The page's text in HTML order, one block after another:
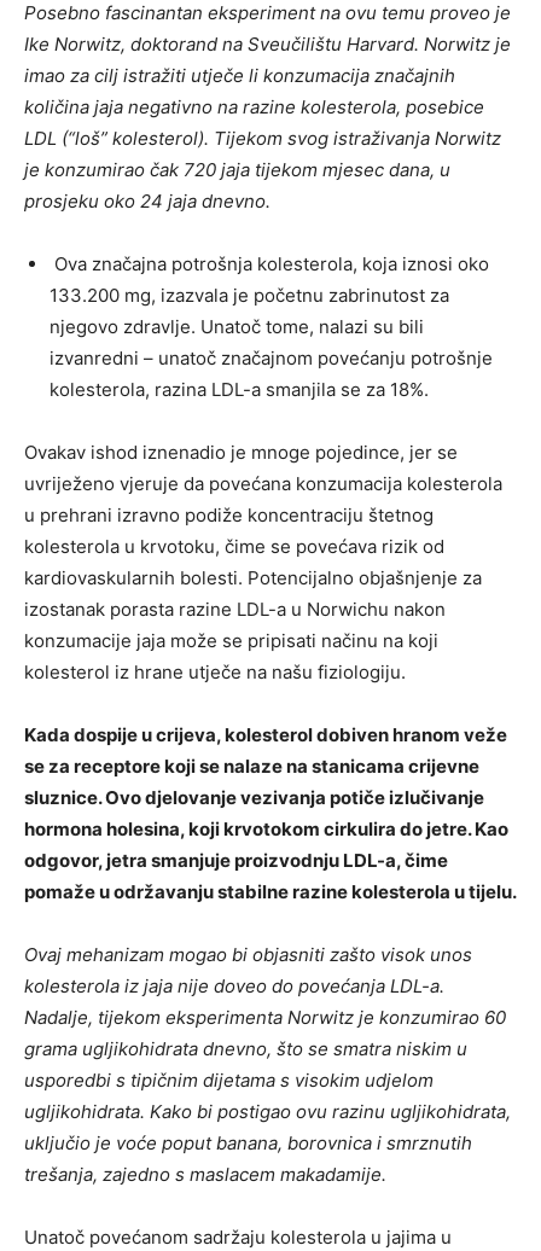
Posebno fascinantan eksperiment na ovu temu proveo je
Ike Norwitz, doktorand na Sveučilištu Harvard. Norwitz je
imao za cilj istražiti utječe li konzumacija značajnih
količina jaja negativno na razine kolesterola, posebice
LDL (“loš” kolesterol). Tijekom svog istraživanja Norwitz
je konzumirao čak 720 jaja tijekom mjesec dana, u
prosjeku oko 24 jaja dnevno.
Ova značajna potrošnja kolesterola, koja iznosi oko
133.200 mg, izazvala je početnu zabrinutost za
njegovo zdravlje. Unatoč tome, nalazi su bili
izvanredni – unatoč značajnom povećanju potrošnje
kolesterola, razina LDL-a smanjila se za 18%.
Ovakav ishod iznenadio je mnoge pojedince, jer se
uvriježeno vjeruje da povećana konzumacija kolesterola
u prehrani izravno podiže koncentraciju štetnog
kolesterola u krvotoku, čime se povećava rizik od
kardiovaskularnih bolesti. Potencijalno objašnjenje za
izostanak porasta razine LDL-a u Norwichu nakon
konzumacije jaja može se pripisati načinu na koji
kolesterol iz hrane utječe na našu fiziologiju.
Kada dospije u crijeva, kolesterol dobiven hranom veže
se za receptore koji se nalaze na stanicama crijevne
sluznice. Ovo djelovanje vezivanja potiče izlučivanje
hormona holesina, koji krvotokom cirkulira do jetre. Kao
odgovor, jetra smanjuje proizvodnju LDL-a, čime
pomaže u održavanju stabilne razine kolesterola u tijelu.
Ovaj mehanizam mogao bi objasniti zašto visok unos
kolesterola iz jaja nije doveo do povećanja LDL-a.
Nadalje, tijekom eksperimenta Norwitz je konzumirao 60
grama ugljikohidrata dnevno, što se smatra niskim u
usporedbi s tipičnim dijetama s visokim udjelom
ugljikohidrata. Kako bi postigao ovu razinu ugljikohidrata,
uključio je voće poput banana, borovnica i smrznutih
trešanja, zajedno s maslacem makadamije.
Unatoč povećanom sadržaju kolesterola u jajima u